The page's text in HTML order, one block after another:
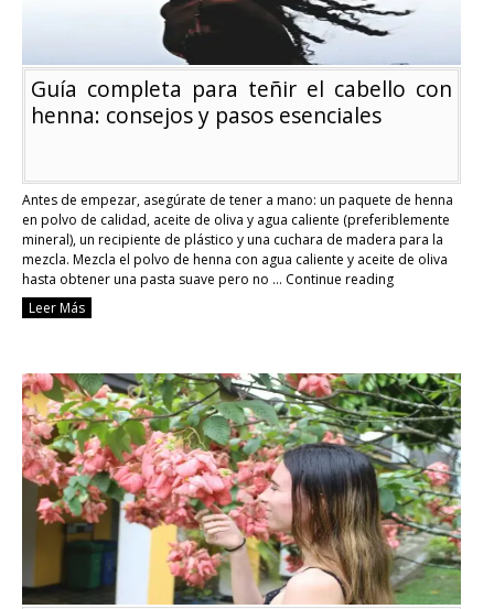
Guía completa para teñir el cabello con
henna: consejos y pasos esenciales
Antes de empezar, asegúrate de tener a mano: un paquete de henna
en polvo de calidad, aceite de oliva y agua caliente (preferiblemente
mineral), un recipiente de plástico y una cuchara de madera para la
mezcla. Mezcla el polvo de henna con agua caliente y aceite de oliva
hasta obtener una pasta suave pero no … Continue reading
cabello
con
henna:
consejos
y
pasos
esenciales
Leer Más